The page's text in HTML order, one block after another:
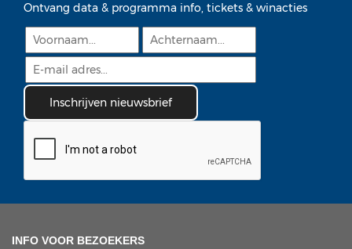
Ontvang data & programma info, tickets & winacties
INFO VOOR BEZOEKERS